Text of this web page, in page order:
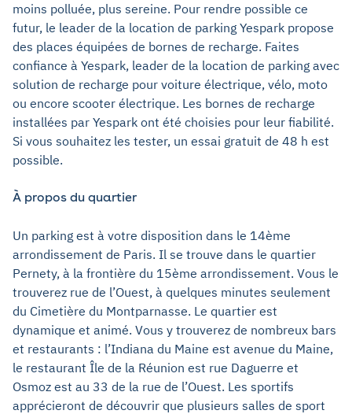
moins polluée, plus sereine. Pour rendre possible ce
futur, le leader de la location de parking Yespark propose
des places équipées de bornes de recharge. Faites
confiance à Yespark, leader de la location de parking avec
solution de recharge pour voiture électrique, vélo, moto
ou encore scooter électrique. Les bornes de recharge
installées par Yespark ont été choisies pour leur fiabilité.
Si vous souhaitez les tester, un essai gratuit de 48 h est
possible.
À propos du quartier
Un parking est à votre disposition dans le 14ème
arrondissement de Paris. Il se trouve dans le quartier
Pernety, à la frontière du 15ème arrondissement. Vous le
trouverez rue de l’Ouest, à quelques minutes seulement
du Cimetière du Montparnasse. Le quartier est
dynamique et animé. Vous y trouverez de nombreux bars
et restaurants : l’Indiana du Maine est avenue du Maine,
le restaurant Île de la Réunion est rue Daguerre et
Osmoz est au 33 de la rue de l’Ouest. Les sportifs
apprécieront de découvrir que plusieurs salles de sport